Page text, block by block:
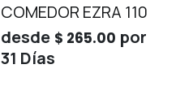
COMEDOR EZRA 110
desde $ 265.00 por
31 Días